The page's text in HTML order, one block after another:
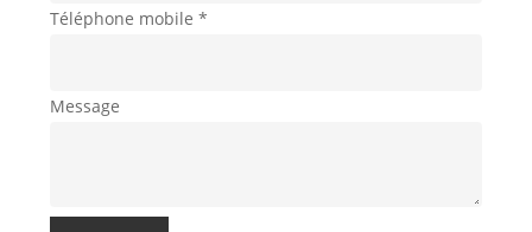
Téléphone mobile*
Message